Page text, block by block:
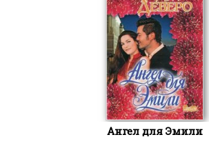
Ангел для Эмили